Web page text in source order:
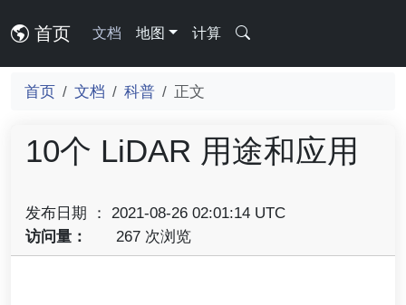
首页 文档 地图 计算
首页 文档 科普 正文
10个 LiDAR 用途和应用
发布日期 ： 2021-08-26 02:01:14 UTC
访问量：
267 次浏览